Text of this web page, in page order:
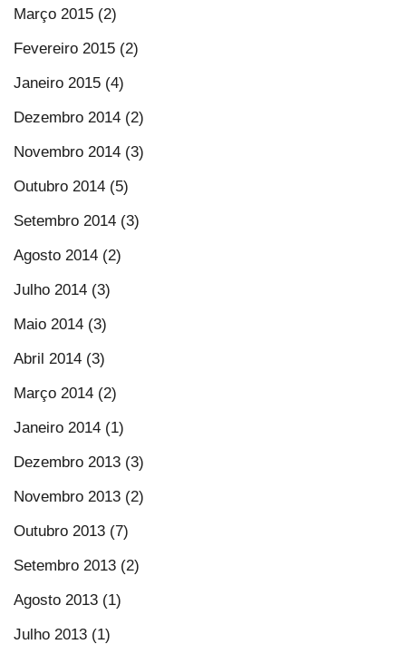
Março 2015 (2)
Fevereiro 2015 (2)
Janeiro 2015 (4)
Dezembro 2014 (2)
Novembro 2014 (3)
Outubro 2014 (5)
Setembro 2014 (3)
Agosto 2014 (2)
Julho 2014 (3)
Maio 2014 (3)
Abril 2014 (3)
Março 2014 (2)
Janeiro 2014 (1)
Dezembro 2013 (3)
Novembro 2013 (2)
Outubro 2013 (7)
Setembro 2013 (2)
Agosto 2013 (1)
Julho 2013 (1)